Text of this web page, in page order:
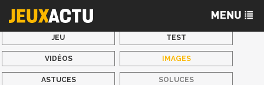
JEU TEST
VIDÉOS IMAGES
ASTUCES SOLUCES